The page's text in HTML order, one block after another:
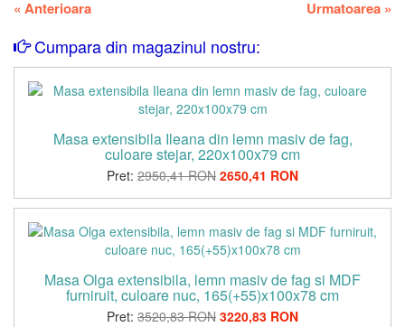
« Anterioara Urmatoarea »
Cumpara din magazinul nostru:
Masa extensibila Ileana din lemn masiv de fag,
culoare stejar, 220x100x79 cm
Pret: 2950,41 RON 2650,41 RON
Masa Olga extensibila, lemn masiv de fag si MDF
furniruit, culoare nuc, 165(+55)x100x78 cm
Pret: 3520,83 RON 3220,83 RON